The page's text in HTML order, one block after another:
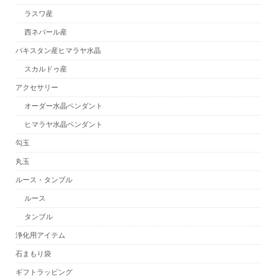
ラスワ産
西ネパール産
パキスタン産ヒマラヤ水晶
スカルドゥ産
アクセサリー
オーダー水晶ペンダント
ヒマラヤ水晶ペンダント
勾玉
丸玉
ルース・タンブル
ルース
タンブル
浄化用アイテム
石まもり袋
ギフトラッピング